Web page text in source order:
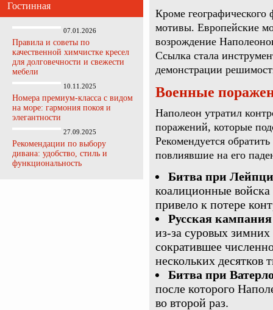
Гостинная
07.01.2026
Правила и советы по
качественной химчистке кресел
для долговечности и свежести
мебели
10.11.2025
Номера премиум-класса с видом
на море: гармония покоя и
элегантности
27.09.2025
Рекомендации по выбору
дивана: удобство, стиль и
функциональность
Кроме
мотивы. Европейские
возрождение
Ссылка стала
демонстрации
Военные
Наполеон утратил
поражений, которые
Рекомендуется
повлиявшие на его
Битва при
коалиционные
привело к потере
Русская
из-за суровых
сократившее
нескольких десятков
Битва при
после которого
во второй раз.